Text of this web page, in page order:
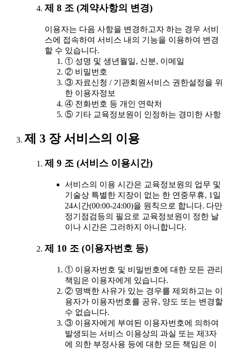
제 8 조 (계약사항의 변경)
이용자는 다음 사항을 변경하고자 하는 경우 서비
스에 접속하여 서비스 내의 기능을 이용하여 변경
할 수 있습니다.
① 성명 및 생년월일, 신분, 이메일
② 비밀번호
③ 자료신청 / 기관회원서비스 권한설정을 위
한 이용자정보
④ 전화번호 등 개인 연락처
⑤ 기타 교육정보원이 인정하는 경미한 사항
제 3 장 서비스의 이용
제 9 조 (서비스 이용시간)
서비스의 이용 시간은 교육정보원의 업무 및
기술상 특별한 지장이 없는 한 연중무휴, 1일
24시간(00:00-24:00)을 원칙으로 합니다. 다만
정기점검등의 필요로 교육정보원이 정한 날
이나 시간은 그러하지 아니합니다.
제 10 조 (이용자번호 등)
① 이용자번호 및 비밀번호에 대한 모든 관리
책임은 이용자에게 있습니다.
② 명백한 사유가 있는 경우를 제외하고는 이
용자가 이용자번호를 공유, 양도 또는 변경할
수 없습니다.
③ 이용자에게 부여된 이용자번호에 의하여
발생되는 서비스 이용상의 과실 또는 제3자
에 의한 부정사용 등에 대한 모든 책임은 이